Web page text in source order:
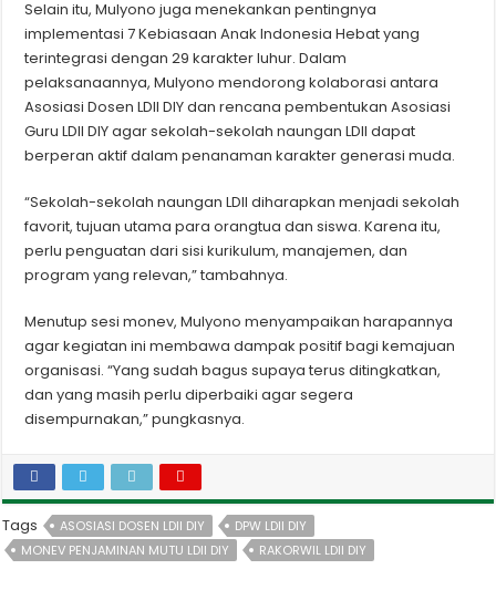
Selain itu, Mulyono juga menekankan pentingnya
implementasi 7 Kebiasaan Anak Indonesia Hebat yang
terintegrasi dengan 29 karakter luhur. Dalam
pelaksanaannya, Mulyono mendorong kolaborasi antara
Asosiasi Dosen LDII DIY dan rencana pembentukan Asosiasi
Guru LDII DIY agar sekolah-sekolah naungan LDII dapat
berperan aktif dalam penanaman karakter generasi muda.
“Sekolah-sekolah naungan LDII diharapkan menjadi sekolah
favorit, tujuan utama para orangtua dan siswa. Karena itu,
perlu penguatan dari sisi kurikulum, manajemen, dan
program yang relevan,” tambahnya.
Menutup sesi monev, Mulyono menyampaikan harapannya
agar kegiatan ini membawa dampak positif bagi kemajuan
organisasi.“Yang sudah bagus supaya terus ditingkatkan,
dan yang masih perlu diperbaiki agar segera
disempurnakan,” pungkasnya.
Tags ASOSIASI DOSEN LDII DIY
DPW LDII DIY
MONEV PENJAMINAN MUTU LDII DIY
RAKORWIL LDII DIY